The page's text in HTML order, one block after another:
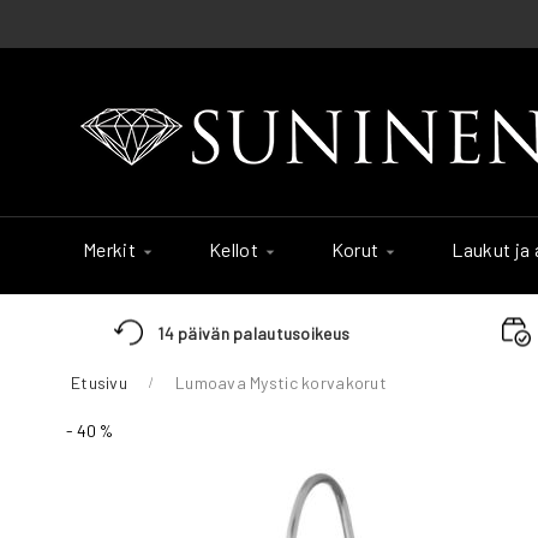
to
Merkit Kellot Korut Laukut ja
14 päivän palautusoikeus
Etusivu Lumoava Mystic korvakorut
Skip
- 40 %